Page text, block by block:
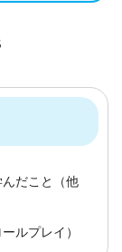
だこと（他
ルプレイ）